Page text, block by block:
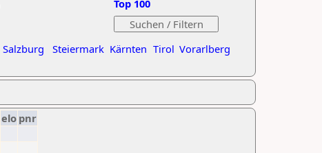
Salzburg Steiermark Kärnten Tirol Vorarlberg
Top 100
elo pnr